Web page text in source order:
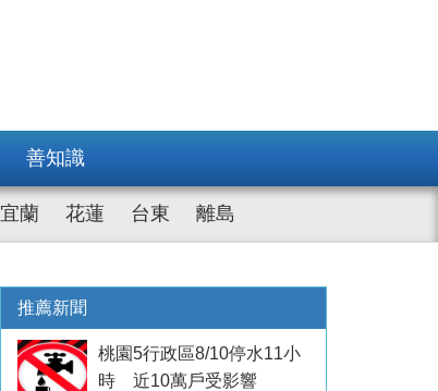
善知識
宜蘭 花蓮 台東 離島
推薦新聞
桃園5行政區8/10停水11小
時 近10萬戶受影響